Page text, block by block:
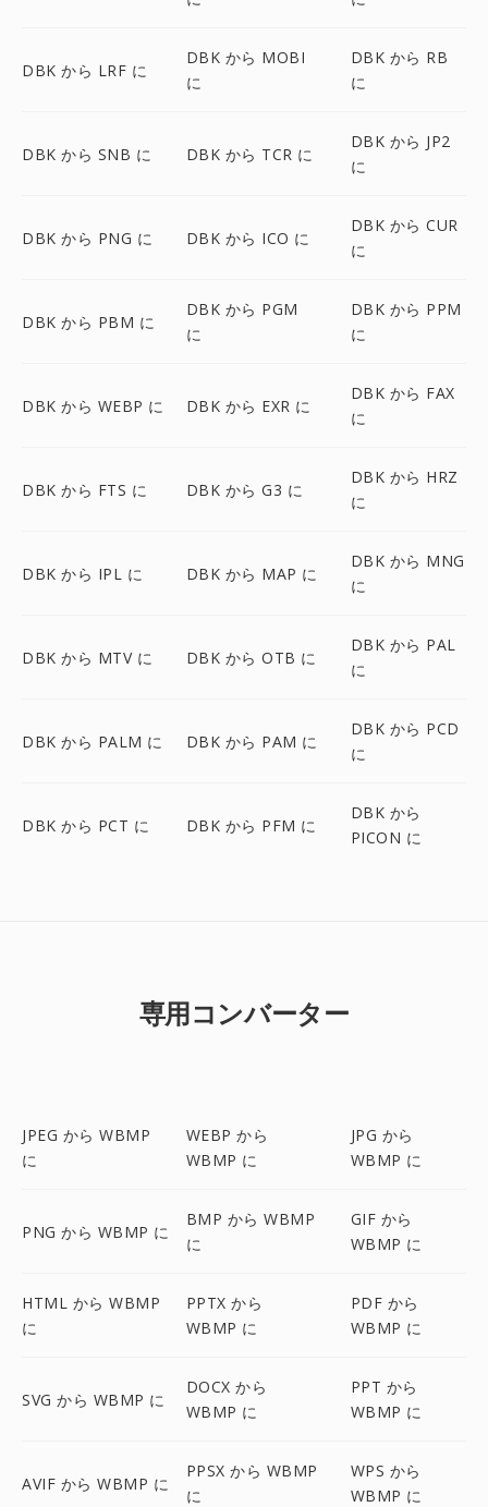
DBK から LRF に
DBK から MOBI
に
DBK から RB
に
DBK から SNB に DBK から TCR に
DBK から JP2
に
DBK から PNG に DBK から ICO に
DBK から CUR
に
DBK から PBM に
DBK から PGM
に
DBK から PPM
に
DBK から WEBP に DBK から EXR に
DBK から FAX
に
DBK から FTS に DBK から G3 に
DBK から HRZ
に
DBK から IPL に DBK から MAP に
DBK から MNG
に
DBK から MTV に DBK から OTB に
DBK から PAL
に
DBK から PALM に DBK から PAM に
DBK から PCD
に
DBK から PCT に DBK から PFM に
DBK から
PICON に
専用コンバーター
JPEG から WBMP
に
WEBP から
WBMP に
JPG から
WBMP に
PNG から WBMP に
BMP から WBMP
に
GIF から
WBMP に
HTML から WBMP
に
PPTX から
WBMP に
PDF から
WBMP に
SVG から WBMP に
DOCX から
WBMP に
PPT から
WBMP に
AVIF から WBMP に
PPSX から WBMP
に
WPS から
WBMP に